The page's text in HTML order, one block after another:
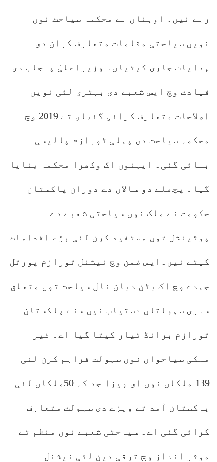
رہے نیں۔ اوہناں نے محکمہ سیاحت نوں
نویں سیاحتی مقامات متعارف کران دی
ہدایات جاری کیتیاں۔ وزیراعلیٰ پنجاب دی
قیادت وچ ایس شعبے دی بہتری لئی نویں
اصلاحات متعارف کرائی گئیاں تے 2019 وچ
محکمہ سیاحت دی پہلی ٹورازم پالیسی
بنائی گئی۔ ایہنوں اک وکھرا محکمہ بنایا
گیا۔ پچھلے دو سالاں دے دوران پاکستان
حکومت نے ملک نوں سیاحتی شعبے دے
پوٹینشل توں مستفید کرن لئی بڑے اقدامات
کیتے نیں۔ایس ضمن وچ نیشنل ٹورازم پورٹل
جہدے وچ اک بٹن دبان نال سیاحت توں متعلق
ساری سہولتاں دستیاب نیں سنے پاکستان
ٹورازم برانڈ تیار کیتا گیا اے۔ غیر
ملکی سیاحواں نوں سہولت فراہم کرن لئی
139 ملکاں نوں ای ویزا جد کہ 50ملکاں لئی
پاکستان آمد تے ویزے دی سہولت متعارف
کرائی گئی اے۔ سیاحتی شعبے نوں منظم تے
موثر انداز وچ ترقی دین لئی نیشنل